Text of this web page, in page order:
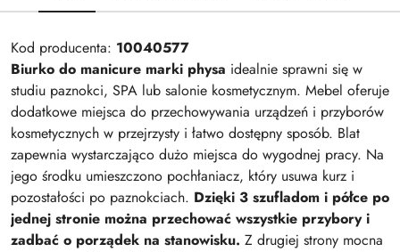
Kod producenta: 10040577
Biurko do manicure marki physa idealnie sprawni się w
studiu paznokci, SPA lub salonie kosmetycznym. Mebel oferuje
dodatkowe miejsca do przechowywania urządzeń i przyborów
kosmetycznych w przejrzysty i łatwo dostępny sposób. Blat
zapewnia wystarczająco dużo miejsca do wygodnej pracy. Na
jego środku umieszczono pochłaniacz, który usuwa kurz i
pozostałości po paznokciach. Dzięki 3 szufladom i półce po
jednej stronie można przechować wszystkie przybory i
zadbać o porządek na stanowisku. Z drugiej strony mocna